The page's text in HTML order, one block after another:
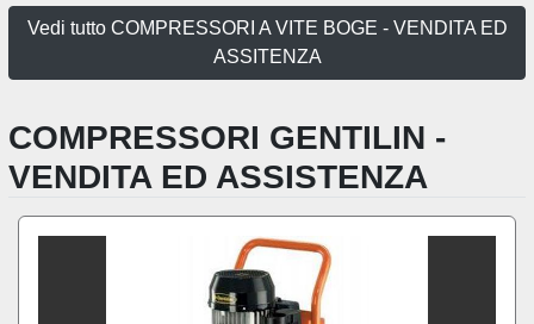
Vedi tutto COMPRESSORI A VITE BOGE - VENDITA ED
ASSITENZA
COMPRESSORI GENTILIN -
VENDITA ED ASSISTENZA